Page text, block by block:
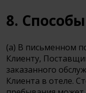
8.
(a) В письменном
Клиенту,
заказанного
Клиента в отеле.